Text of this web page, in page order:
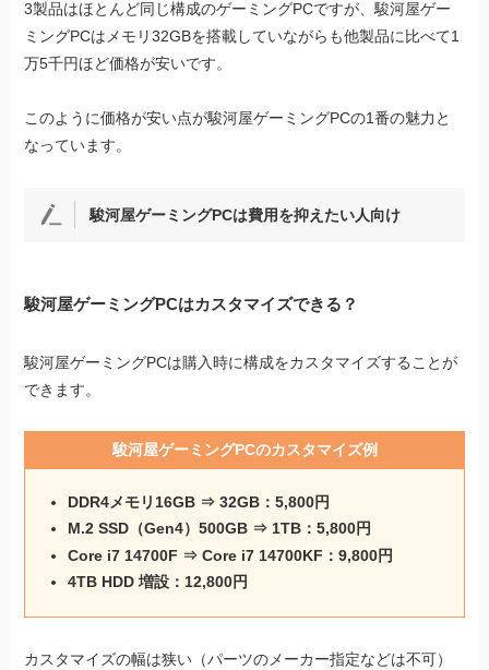
3製品はほとんど同じ構成のゲーミングPCですが、駿河屋ゲー
ミングPCはメモリ32GBを搭載していながらも他製品に比べて1
万5千円ほど価格が安いです。
このように価格が安い点が駿河屋ゲーミングPCの1番の魅力と
なっています。
駿河屋ゲーミングPCは費用を抑えたい人向け
駿河屋ゲーミングPCはカスタマイズできる？
駿河屋ゲーミングPCは購入時に構成をカスタマイズすることが
できます。
駿河屋ゲーミングPCのカスタマイズ例
DDR4メモリ16GB ⇒ 32GB：5,800円
M.2 SSD（Gen4）500GB ⇒ 1TB：5,800円
Core i7 14700F ⇒ Core i7 14700KF：9,800円
4TB HDD 増設：12,800円
カスタマイズの幅は狭い（パーツのメーカー指定などは不可）